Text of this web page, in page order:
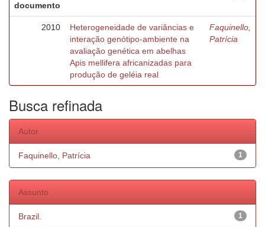
documento
2010
Heterogeneidade de variâncias e
interação genótipo-ambiente na
avaliação genética em abelhas
Apis mellifera africanizadas para
produção de geléia real
Faquinello,
Patrícia
Busca refinada
Autor
1
Faquinello, Patrícia
Assunto
1
Brazil.